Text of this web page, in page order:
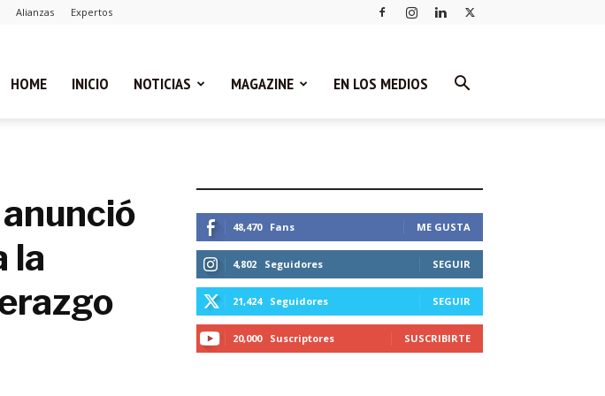
Alianzas Expertos
HOME INICIO NOTICIAS MAGAZINE EN LOS MEDIOS
la
48,470 Fans ME GUSTA
4,802 Seguidores SEGUIR
21,424 Seguidores SEGUIR
20,000 Suscriptores SUSCRIBIRTE